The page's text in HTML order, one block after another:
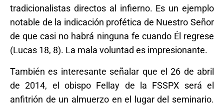
tradicionalistas directos al infierno. Es un ejemplo
notable de la indicación profética de Nuestro Señor
de que casi no habrá ninguna fe cuando Él regrese
(Lucas 18, 8). La mala voluntad es impresionante.
También es interesante señalar que el 26 de abril
de 2014, el obispo Fellay de la FSSPX será el
anfitrión de un almuerzo en el lugar del seminario.